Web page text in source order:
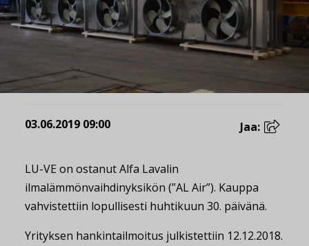
03.06.2019 09:00 Jaa:
LU-VE on ostanut Alfa Lavalin
ilmalämmönvaihdinyksikön (”AL Air”). Kauppa
vahvistettiin lopullisesti huhtikuun 30. päivänä.
Yrityksen hankintailmoitus julkistettiin 12.12.2018.